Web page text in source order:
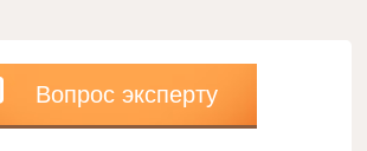
Вопрос эксперту